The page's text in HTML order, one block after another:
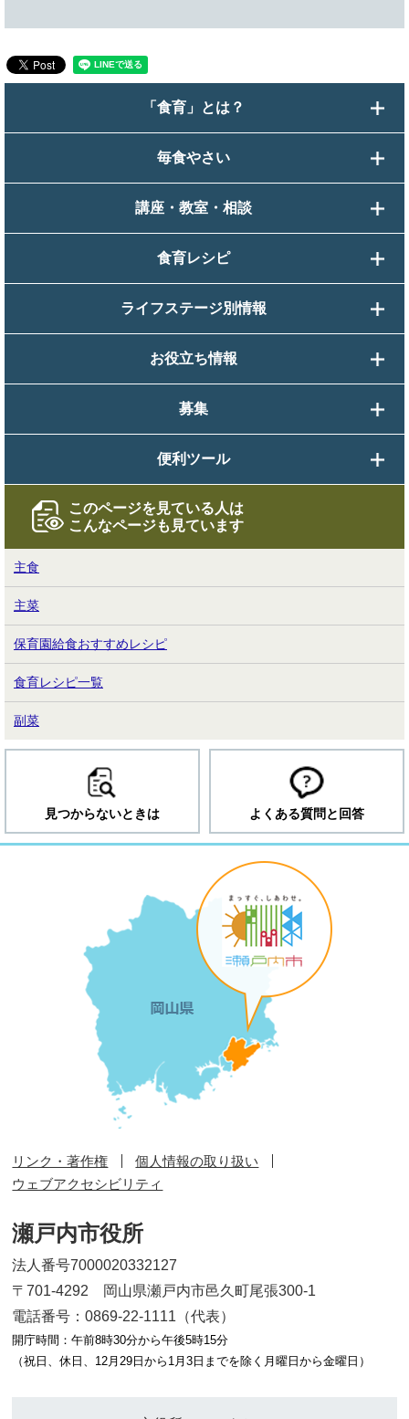
「食育」とは？
毎食やさい
講座・教室・相談
食育レシピ
ライフステージ別情報
お役立ち情報
募集
便利ツール
このページを見ている人は
こんなページも見ています
主食
主菜
保育園給食おすすめレシピ
食育レシピ一覧
副菜
見つからないときは よくある質問と回答
リンク・著作権
個人情報の取り扱い
ウェブアクセシビリティ
瀬戸内市役所
法人番号7000020332127
〒701-4292 岡山県瀬戸内市邑久町尾張300-1
電話番号：0869-22-1111（代表）
開庁時間：午前8時30分から午後5時15分
（祝日、休日、12月29日から1月3日までを除く月曜日から金曜日）